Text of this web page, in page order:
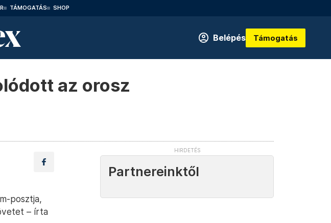
TÁMOGATÁS SHOP
Belépés Támogatás
az orosz
posztja,
– írta
Partnereinktől